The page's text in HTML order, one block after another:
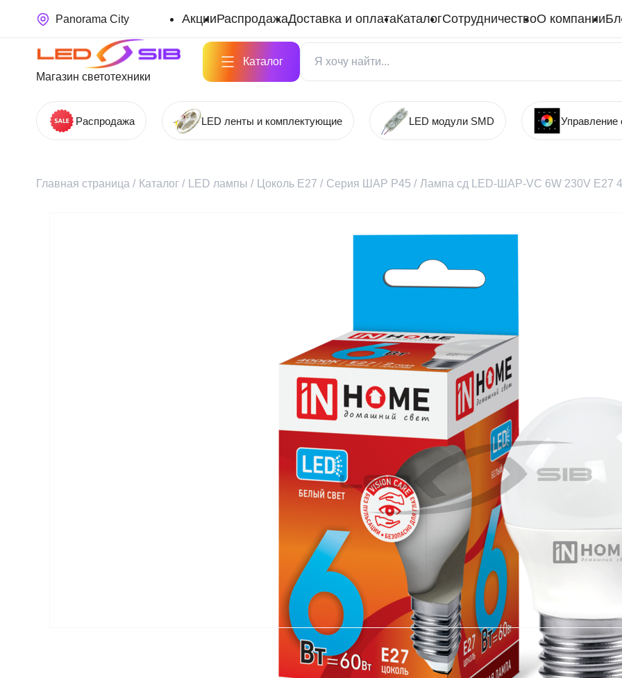
Panorama City АкцииРаспродажаДоставка и оплатаКаталогСотрудничествоО компании
Магазин светотехники
Каталог
Распродажа LED ленты и комплектующие LED модули SMD
Главная страница / Каталог / LED лампы / Цоколь Е27 / Серия ШАР Р45 / Лампа сд LED-ШАР-VC 6W 230V E27